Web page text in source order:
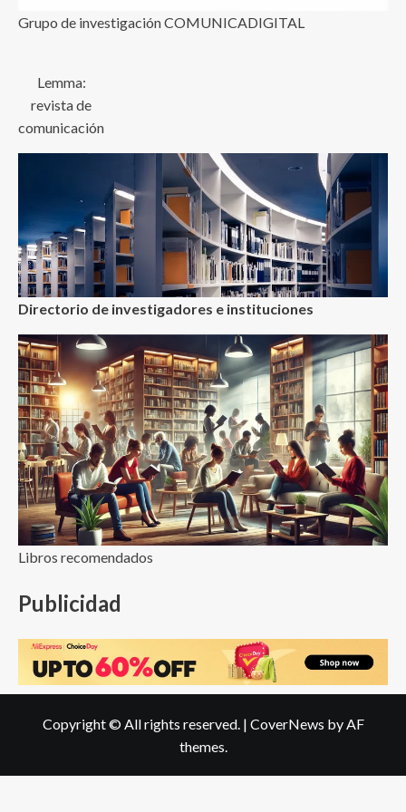
Grupo de investigación COMUNICADIGITAL
Lemma:
revista de
comunicación
Directorio de investigadores e instituciones
Libros recomendados
Publicidad
Copyright © All rights reserved. | CoverNews by AF
themes.